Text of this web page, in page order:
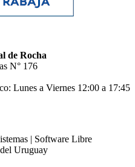
de Rocha
N° 176
Lunes a Viernes 12:00 a 17:45
| Software Libre
Uruguay